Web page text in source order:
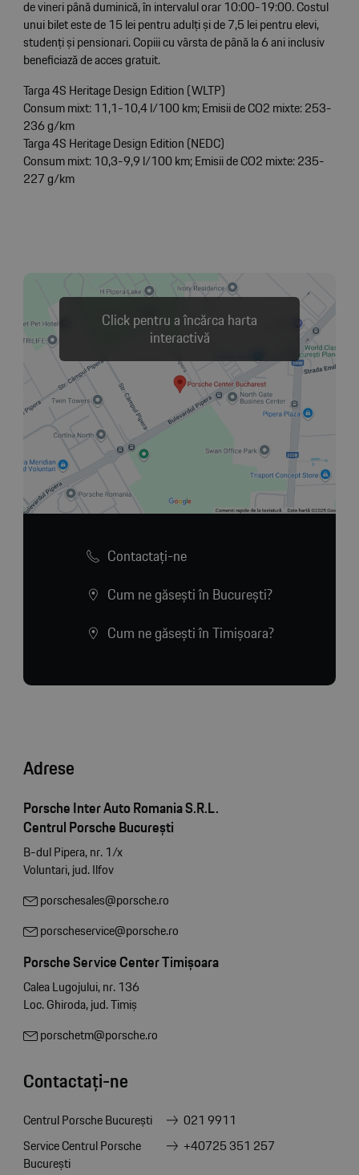
de vineri până duminică, în intervalul orar 10:00-19:00. Costul
unui bilet este de 15 lei pentru adulți și de 7,5 lei pentru elevi,
studenți și pensionari. Copiii cu vârsta de până la 6 ani inclusiv
beneficiază de acces gratuit.
Targa 4S Heritage Design Edition (WLTP)
Consum mixt: 11,1-10,4 l/100 km; Emisii de CO2 mixte: 253-
236 g/km
Targa 4S Heritage Design Edition (NEDC)
Consum mixt: 10,3-9,9 l/100 km; Emisii de CO2 mixte: 235-
227 g/km
Click pentru a încărca harta
interactivă
Contactaţi-ne
Cum ne găsești în București?
Cum ne găsești în Timișoara?
Adrese
Porsche Inter Auto Romania S.R.L.
Centrul Porsche București
B-dul Pipera, nr. 1/x
Voluntari, jud. Ilfov
porschesales@porsche.ro
porscheservice@porsche.ro
Porsche Service Center Timișoara
Calea Lugojului, nr. 136
Loc. Ghiroda, jud. Timiș
porschetm@porsche.ro
Contactați-ne
Centrul Porsche București
021 9911
Service Centrul Porsche
București
+40725 351 257